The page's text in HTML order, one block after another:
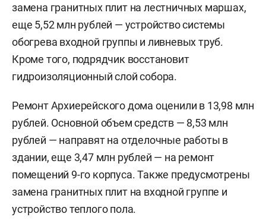
замена гранитных плит на лестничных маршах,
еще 5,52 млн рублей — устройство системы
обогрева входной группы и ливневых труб.
Кроме того, подрядчик восстановит
гидроизоляционный слой собора.
Ремонт Архиерейского дома оценили в 13,98 млн
рублей. Основной объем средств — 8,53 млн
рублей — направят на отделочные работы в
здании, еще 3,47 млн рублей — на ремонт
помещений 9-го корпуса. Также предусмотрены
замена гранитных плит на входной группе и
устройство теплого пола.